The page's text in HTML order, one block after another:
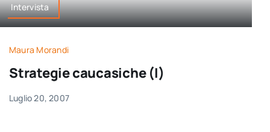
Intervista
Maura Morandi
Strategie caucasiche (I)
Luglio 20, 2007